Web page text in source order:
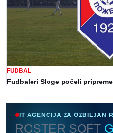
FUDBAL
Fudbaleri Sloge počeli
IT AGENCIJA ZA OZBILJAN
ROSTER SOFT